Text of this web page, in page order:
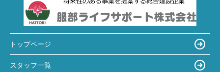
トップページ
スタッフ一覧